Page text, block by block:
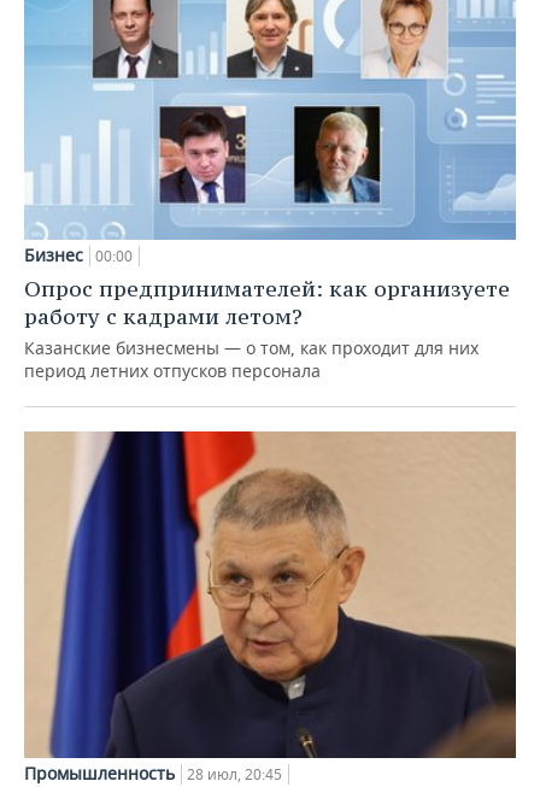
Бизнес 00:00
Опрос предпринимателей: как организуете
работу с кадрами летом?
Казанские бизнесмены — о том, как проходит для них
период летних отпусков персонала
Промышленность 28 июл, 20:45